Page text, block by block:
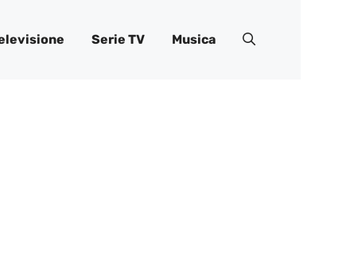
Serie TV Musica